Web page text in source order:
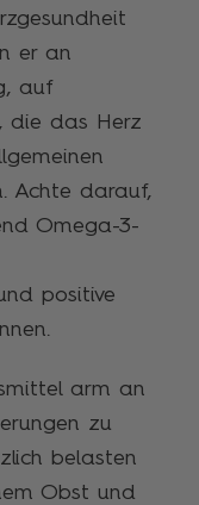
er an
auf
die das Herz
Achte darauf,
Omega-3-
positive
arm an
zu
belasten
Obst und